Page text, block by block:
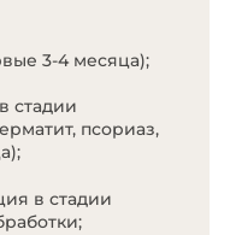
3-4 месяца);
стадии
псориаз,
в стадии